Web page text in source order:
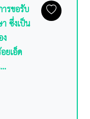
รขอรับ
ซึ่งเป็น
ยเอ็ด